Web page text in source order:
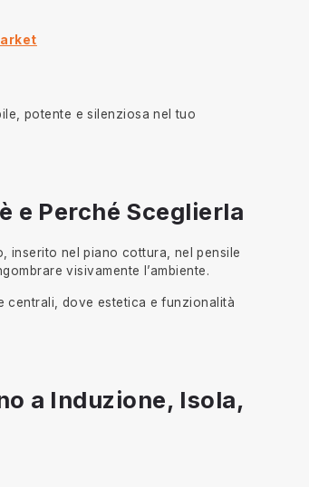
potente e silenziosa nel tuo
e Perché Sceglierla
inserito nel piano cottura, nel pensile
visivamente l’ambiente.
centrali, dove estetica e funzionalità
a Induzione, Isola,